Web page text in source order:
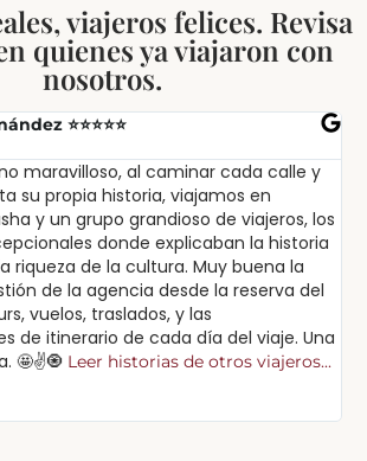
viajeros felices. Revisa
quienes ya viajaron con
nosotros.
⭐⭐⭐⭐⭐
maravilloso, al caminar cada calle y
su propia historia, viajamos en
y un grupo grandioso de viajeros, los
donde explicaban la historia
riqueza de la cultura. Muy buena la
de la agencia desde la reserva del
vuelos, traslados, y las
de itinerario de cada día del viaje. Una
🤩✌️🧿 Leer historias de otros viajeros...